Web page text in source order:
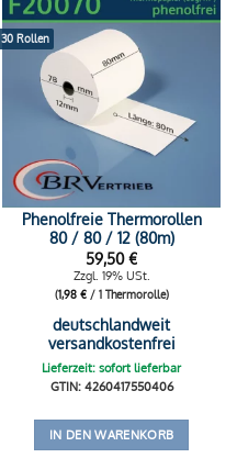
30 Rollen
Phenolfreie Thermorollen
80 / 80 / 12 (80m)
59,50€
Zzgl. 19% USt.
(1,98 €/ 1 Thermorolle)
deutschlandweit
versandkostenfrei
Lieferzeit: sofort lieferbar
GTIN: 4260417550406
IN DEN WARENKORB